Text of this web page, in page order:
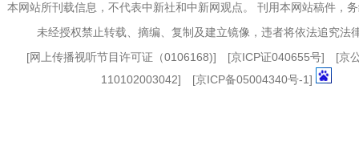
本网站所刊载信息，不代表中新社和中新网观点。 刊用本网站稿件，
未经授权禁止转载、摘编、复制及建立镜像，违者将依法追究法
[网上传播视听节目许可证（0106168)] [京ICP证040655号] [京
110102003042] [京ICP备05004340号-1]